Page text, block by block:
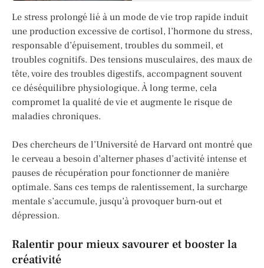
Le stress prolongé lié à un mode de vie trop rapide induit
une production excessive de cortisol, l’hormone du stress,
responsable d’épuisement, troubles du sommeil, et
troubles cognitifs. Des tensions musculaires, des maux de
tête, voire des troubles digestifs, accompagnent souvent
ce déséquilibre physiologique. À long terme, cela
compromet la qualité de vie et augmente le risque de
maladies chroniques.
Des chercheurs de l’Université de Harvard ont montré que
le cerveau a besoin d’alterner phases d’activité intense et
pauses de récupération pour fonctionner de manière
optimale. Sans ces temps de ralentissement, la surcharge
mentale s’accumule, jusqu’à provoquer burn-out et
dépression.
Ralentir pour mieux savourer et booster la
créativité